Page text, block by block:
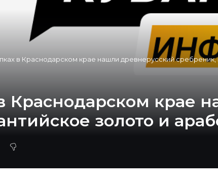
в Краснодарском крае нашли древнерусский
Краснодарском крае
золото и